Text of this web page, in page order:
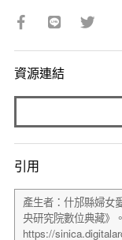
資源連結
引用